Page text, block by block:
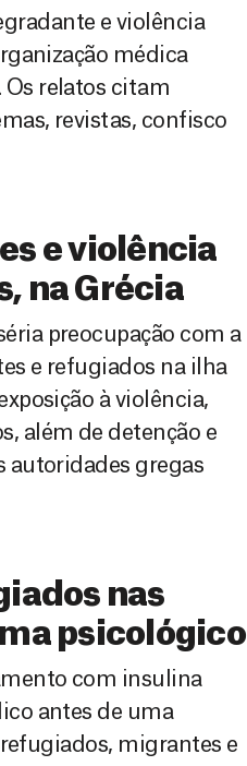
e violência
médica
relatos citam
revistas, confisco
e violência
na Grécia
preocupação com a
e refugiados na ilha
à violência,
além de detenção e
autoridades gregas
nas
psicológico
com insulina
antes de uma
migrantes e